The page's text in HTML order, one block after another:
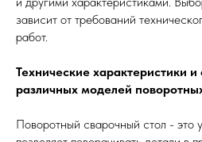
зависит от требований
работ.
Технические характеристики и
различных моделей
Поворотный сварочный стол - это